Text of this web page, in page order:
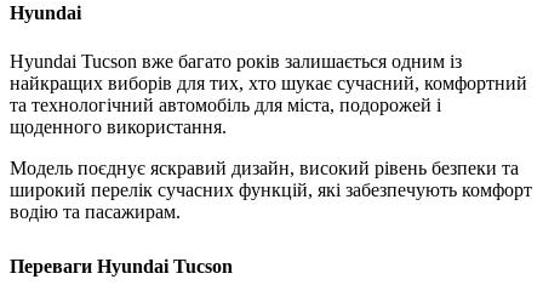
Hyundai
Hyundai Tucson вже багато років залишається одним із
найкращих виборів для тих, хто шукає сучасний, комфортний
та технологічний автомобіль для міста, подорожей і
щоденного використання.
Модель поєднує яскравий дизайн, високий рівень безпеки та
широкий перелік сучасних функцій, які забезпечують комфорт
водію та пасажирам.
Переваги Hyundai Tucson